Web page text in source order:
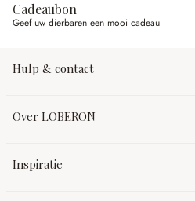
Cadeaubon
Geef uw dierbaren een mooi cadeau
Hulp & contact
Over LOBERON
Inspiratie